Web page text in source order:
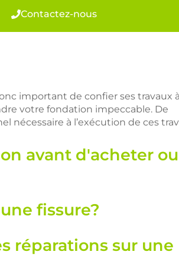
Contactez-nous
important de confier ses travaux
votre fondation impeccable. De
nécessaire à l’exécution de ces
avant d'acheter
fissure?
réparations sur une